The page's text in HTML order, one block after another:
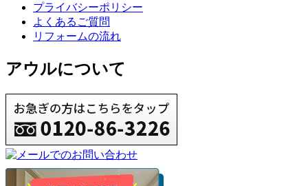
プライバシーポリシー
よくあるご質問
リフォームの流れ
アウルについて